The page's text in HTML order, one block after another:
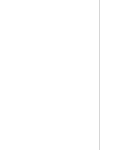
关于组织